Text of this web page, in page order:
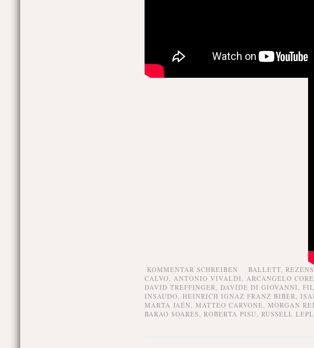
KOMMENTAR SCHREIBEN BALLETT,
CALVO, ANTONIO VIVALDI, ARCANGELO
DAVID TREFFINGER, DAVIDE DI GIOVANNI,
INSAUDO, HEINRICH IGNAZ FRANZ BIBER,
MARTA JAÉN, MATTEO CARVONE, MORGAN
BARAO SOARES, ROBERTA PISU, RUSSELL